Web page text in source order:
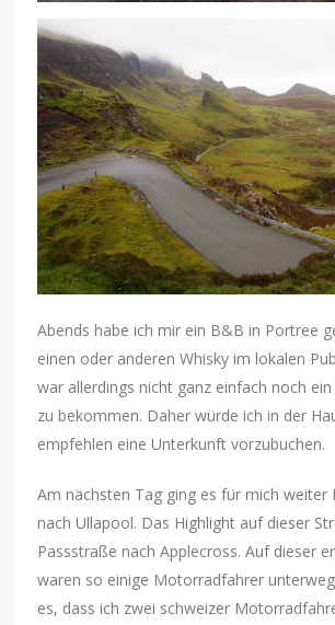
Abends habe ich mir ein B&B in Portree
einen oder anderen Whisky im lokalen
war allerdings nicht ganz einfach noch
zu bekommen. Daher würde ich in der
empfehlen eine Unterkunft vorzubuchen.
Am nächsten Tag ging es für mich weiter
nach Ullapool. Das Highlight auf dieser
Passstraße nach Applecross. Auf dieser
waren so einige Motorradfahrer
es, dass ich zwei schweizer